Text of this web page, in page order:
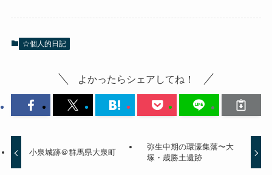
☆個人的日記
よかったらシェアしてね！
小泉城跡＠群馬県大泉町
弥生中期の環濠集落〜大
塚・歳勝土遺跡